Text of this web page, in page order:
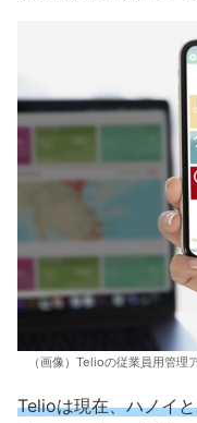
（画像）Telioの従業員用管理
Telioは現在、ハノイ